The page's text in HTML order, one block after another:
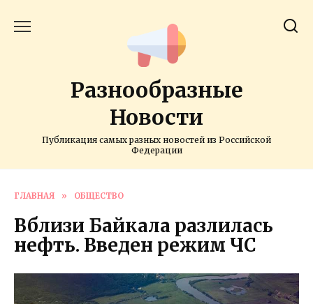
Разнообразные
Новости
Публикация самых разных новостей из Российской
Федерации
ГЛАВНАЯ » ОБЩЕСТВО
Вблизи Байкала разлилась
нефть. Введен режим ЧС